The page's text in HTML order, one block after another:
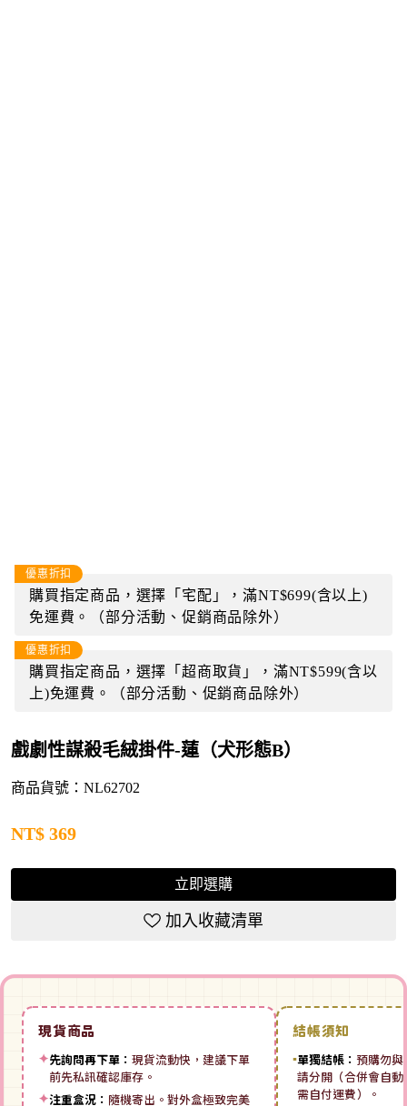
優惠折扣
購買指定商品，選擇「宅配」，滿NT$699(含以上)
免運費。（部分活動、促銷商品除外）
優惠折扣
購買指定商品，選擇「超商取貨」，滿NT$599(含以
上)免運費。（部分活動、促銷商品除外）
戲劇性謀殺毛絨掛件-蓮（犬形態B）
商品貨號：NL62702
NT$ 369
立即選購
加入收藏清單
現貨商品
✦先詢問再下單： 現貨流動快，建議下單
前先私訊確認庫存。
✦注重盒況： 隨機寄出。對外盒極致完美
結帳須知
▪單獨結帳： 預購勿與
請分開（合併會自
需自付運費）。